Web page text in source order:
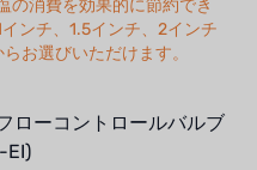
の消費を効果的に節約でき
ンチ、1.5インチ、2インチ
お選びいただけます。
ローコントロールバルブ
EI)